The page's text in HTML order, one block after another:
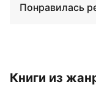
Понравилась
Книги из